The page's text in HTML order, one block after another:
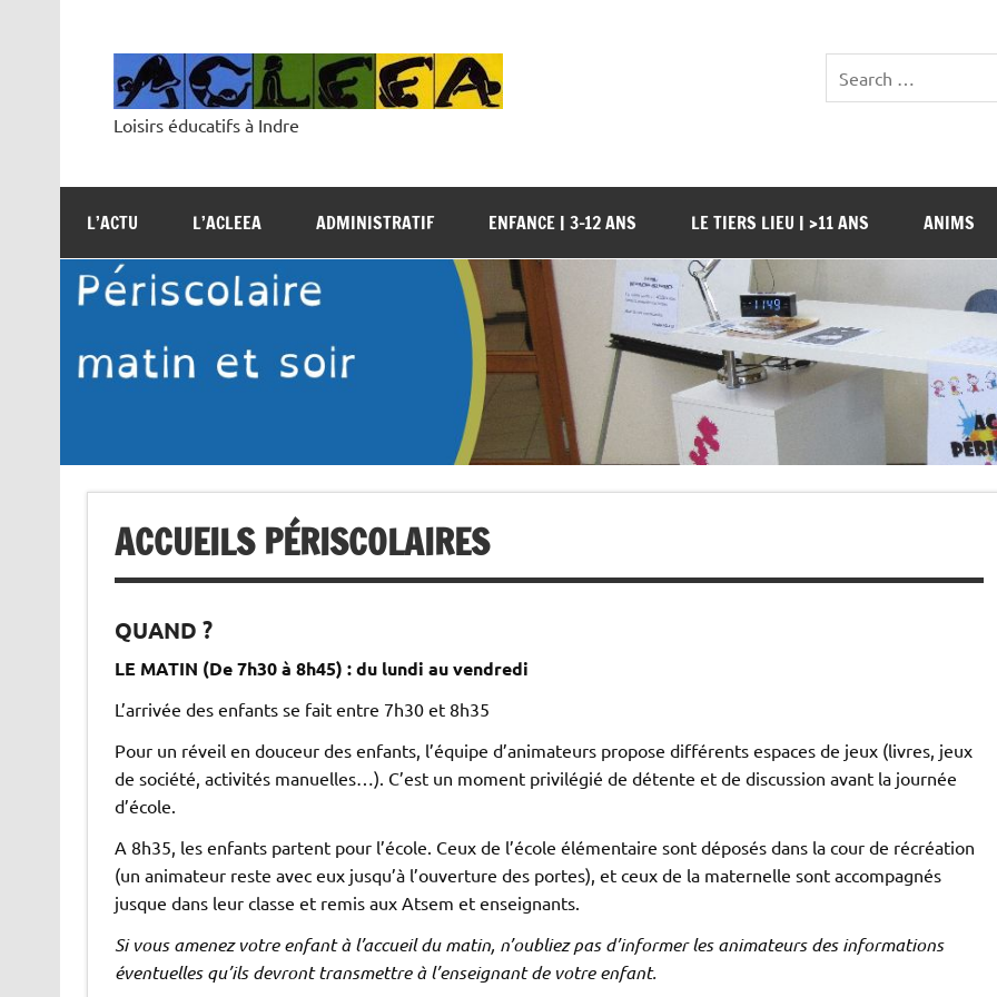
Loisirs éducatifs à Indre
L’ACTU L’ACLEEA ADMINISTRATIF ENFANCE | 3-12 ANS LE TIERS LIEU | >11 ANS ANIMS
ACCUEILS PÉRISCOLAIRES
QUAND ?
LE MATIN (De 7h30 à 8h45) : du lundi au vendredi
L’arrivée des enfants se fait entre 7h30 et 8h35
Pour un réveil en douceur des enfants, l’équipe d’animateurs propose différents espaces de jeux (livres, jeux
de société, activités manuelles…). C’est un moment privilégié de détente et de discussion avant la journée
d’école.
A 8h35, les enfants partent pour l’école. Ceux de l’école élémentaire sont déposés dans la cour de récréation
(un animateur reste avec eux jusqu’à l’ouverture des portes), et ceux de la maternelle sont accompagnés
jusque dans leur classe et remis aux Atsem et enseignants.
Si vous amenez votre enfant à l’accueil du matin, n’oubliez pas d’informer les animateurs des informations
éventuelles qu’ils devront transmettre à l’enseignant de votre enfant.